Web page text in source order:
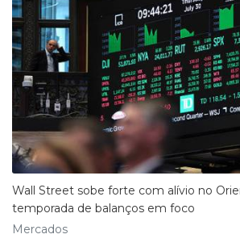
Wall Street sobe forte com alívio no
temporada de balanços em foco
Mercados